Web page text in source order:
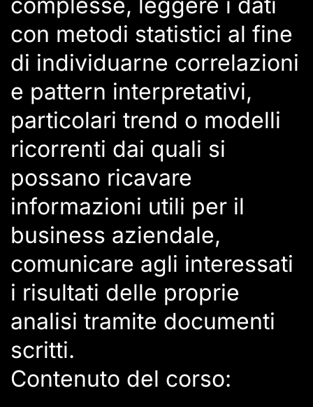
con metodi statistici al fine
di individuarne correlazioni
e pattern interpretativi,
particolari trend o modelli
ricorrenti dai quali si
possano ricavare
informazioni utili per il
business aziendale,
comunicare agli interessati
i risultati delle proprie
analisi tramite documenti
scritti.
Contenuto del corso: